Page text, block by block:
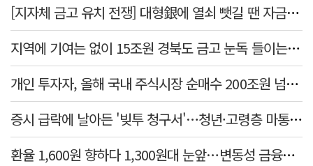
[지자체 금고 유치 전쟁] 대형銀에 열쇠 뺏길 땐 자금 역외 유출→재투자 선순환 붕괴
지역에 기여는 없이 15조원 경북도 금고 눈독 들이는 대형銀
개인 투자자, 올해 국내 주식시장 순매수 200조원 넘었다
증시 급락에 날아든 '빚투 청구서'…청년·고령층 마통 연체↑
환율 1,600원 향하다 1,300원대 눈앞…변동성 금융위기 후 최고